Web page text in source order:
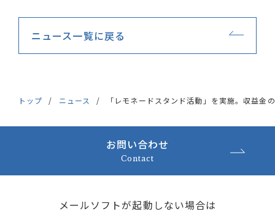
ニュース一覧に戻る
トップ ニュース 「レモネードスタンド活動」を実施。収益金
お問い合わせ
Contact
メールソフトが起動しない場合は